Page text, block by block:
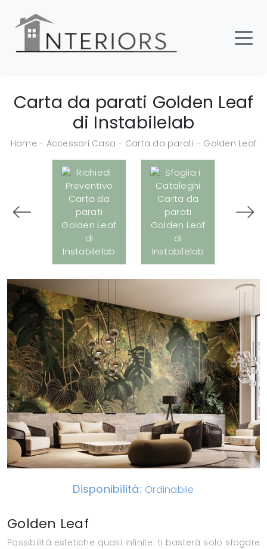
Carta da parati Golden Leaf
di Instabilelab
Home - Accessori Casa - Carta da parati - Golden Leaf
Disponibilità: Ordinabile
Golden Leaf
Possibilità estetiche quasi infinite: ti basterà solo sfogare